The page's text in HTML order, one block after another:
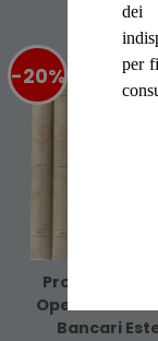
-20%%
Problemi E
Operative Dei
Bancari
dei
per